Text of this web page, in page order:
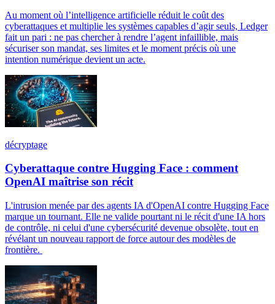
Au moment où l’intelligence artificielle réduit le coût des
cyberattaques et multiplie les systèmes capables d’agir seuls, Ledger
fait un pari : ne pas chercher à rendre l’agent infaillible, mais
sécuriser son mandat, ses limites et le moment précis où une
intention numérique devient un acte.
décryptage
Cyberattaque contre Hugging Face : comment
OpenAI maîtrise son récit
L'intrusion menée par des agents IA d'OpenAI contre Hugging Face
marque un tournant. Elle ne valide pourtant ni le récit d'une IA hors
de contrôle, ni celui d'une cybersécurité devenue obsolète, tout en
révélant un nouveau rapport de force autour des modèles de
frontière.